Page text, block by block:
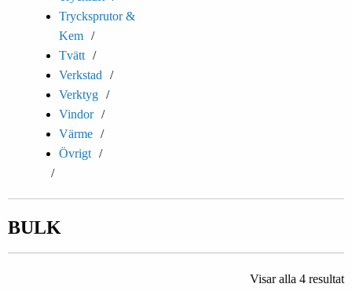
Trycksprutor &
Kem
Tvätt
Verkstad
Verktyg
Vindor
Värme
Övrigt
BULK
Visar alla 4 resultat